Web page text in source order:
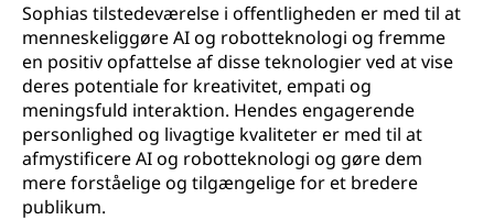
Sophias tilstedeværelse i offentligheden er med til at
menneskeliggøre AI og robotteknologi og fremme
en positiv opfattelse af disse teknologier ved at vise
deres potentiale for kreativitet, empati og
meningsfuld interaktion. Hendes engagerende
personlighed og livagtige kvaliteter er med til at
afmystificere AI og robotteknologi og gøre dem
mere forståelige og tilgængelige for et bredere
publikum.